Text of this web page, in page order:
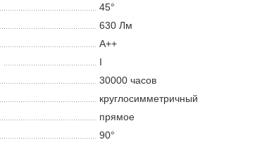
45°
630 Лм
A++
I
30000 часов
круглосимметричный
прямое
90°